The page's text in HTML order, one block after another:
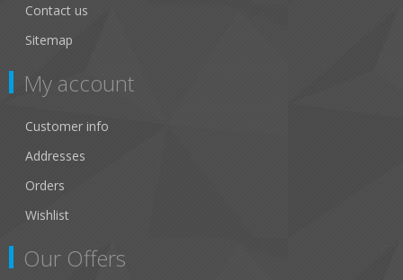
Contact us
Sitemap
My account
Customer info
Addresses
Orders
Wishlist
Our Offers